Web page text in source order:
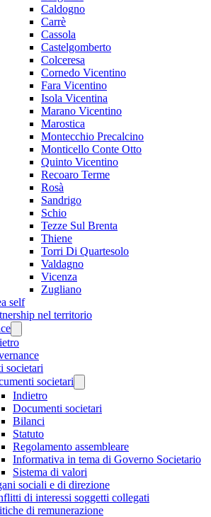
Caldogno
Carrè
Cassola
Castelgomberto
Colceresa
Cornedo Vicentino
Fara Vicentino
Isola Vicentina
Marano Vicentino
Marostica
Montecchio Precalcino
Monticello Conte Otto
Quinto Vicentino
Recoaro Terme
Rosà
Sandrigo
Schio
Tezze Sul Brenta
Thiene
Torri Di Quartesolo
Valdagno
Vicenza
Zugliano
self
nel territorio
societari
societari
Indietro
Documenti societari
Bilanci
Statuto
Regolamento assembleare
Informativa in tema di Governo Societario
Sistema di valori
sociali e di direzione
di interessi soggetti collegati
di remunerazione